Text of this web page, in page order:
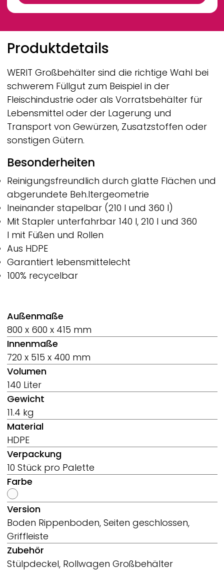
Breadcrumb
Produktdetails
WERIT Großbehälter sind die richtige Wahl bei
schwerem Füllgut zum Beispiel in der
Fleischindustrie oder als Vorratsbehälter für
Lebensmittel oder der Lagerung und
Transport von Gewürzen, Zusatzstoffen oder
sonstigen Gütern.
Besonderheiten
Reinigungsfreundlich durch glatte Flächen und
abgerundete Beh.ltergeometrie
Ineinander stapelbar (210 l und 360 l)
Mit Stapler unterfahrbar 140 l, 210 l und 360
l mit Füßen und Rollen
Aus HDPE
Garantiert lebensmittelecht
100% recycelbar
Außenmaße
800 x 600 x 415 mm
Innenmaße
720 x 515 x 400 mm
Volumen
140 Liter
Gewicht
11.4 kg
Material
HDPE
Verpackung
10 Stück pro Palette
Farbe
Version
Boden Rippenboden, Seiten geschlossen,
Griffleiste
Zubehör
Stülpdeckel, Rollwagen Großbehälter